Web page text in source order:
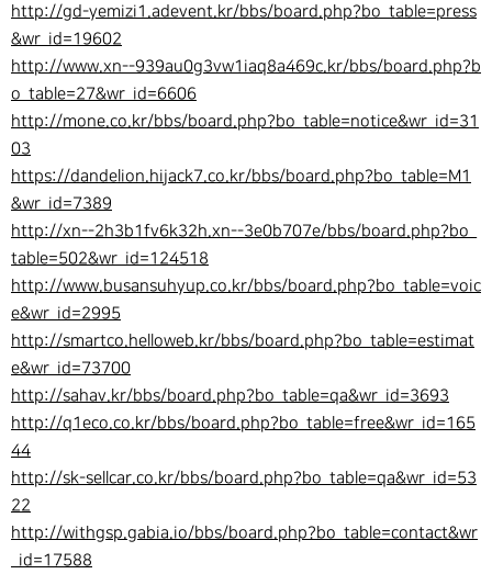
http://gd-yemizi1.adevent.kr/bbs/board.php?bo_table=press
&wr_id=19602
http://www.xn--939au0g3vw1iaq8a469c.kr/bbs/board.php?b
o_table=27&wr_id=6606
http://mone.co.kr/bbs/board.php?bo_table=notice&wr_id=31
03
https://dandelion.hijack7.co.kr/bbs/board.php?bo_table=M1
&wr_id=7389
http://xn--2h3b1fv6k32h.xn--3e0b707e/bbs/board.php?bo_
table=502&wr_id=124518
http://www.busansuhyup.co.kr/bbs/board.php?bo_table=voic
e&wr_id=2995
http://smartco.helloweb.kr/bbs/board.php?bo_table=estimat
e&wr_id=73700
http://sahav.kr/bbs/board.php?bo_table=qa&wr_id=3693
http://q1eco.co.kr/bbs/board.php?bo_table=free&wr_id=165
44
http://sk-sellcar.co.kr/bbs/board.php?bo_table=qa&wr_id=53
22
http://withgsp.gabia.io/bbs/board.php?bo_table=contact&wr
_id=17588